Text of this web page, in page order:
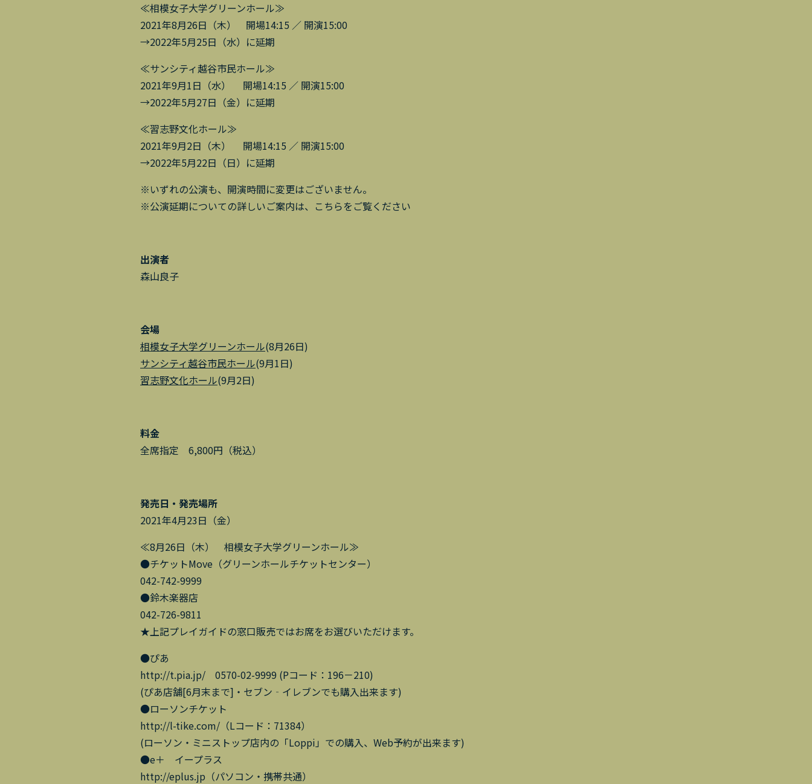
≪相模女子大学グリーンホール≫
2021年8月26日（木） 開場14:15 ／ 開演15:00
→2022年5月25日（水）に延期
≪サンシティ越谷市民ホール≫
2021年9月1日（水） 開場14:15 ／ 開演15:00
→2022年5月27日（金）に延期
≪習志野文化ホール≫
2021年9月2日（木） 開場14:15 ／ 開演15:00
→2022年5月22日（日）に延期
※いずれの公演も、開演時間に変更はございません。
※公演延期についての詳しいご案内は、こちらをご覧ください
出演者
森山良子
会場
相模女子大学グリーンホール(8月26日)
サンシティ越谷市民ホール(9月1日)
習志野文化ホール(9月2日)
料金
全席指定 6,800円（税込）
発売日・発売場所
2021年4月23日（金）
≪8月26日（木） 相模女子大学グリーンホール≫
●チケットMove（グリーンホールチケットセンター）
042-742-9999
●鈴木楽器店
042-726-9811
★上記プレイガイドの窓口販売ではお席をお選びいただけます。
●ぴあ
http://t.pia.jp/ 0570-02-9999 (Pコード：196－210)
(ぴあ店舗[6月末まで]・セブン‐イレブンでも購入出来ます)
●ローソンチケット
http://l-tike.com/（Lコード：71384）
(ローソン・ミニストップ店内の「Loppi」での購入、Web予約が出来ます)
●e＋ イープラス
http://eplus.jp（パソコン・携帯共通）